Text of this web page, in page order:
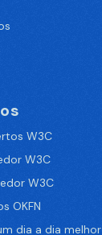
W3C
W3C
W3C
OKFN
dia a dia melhor